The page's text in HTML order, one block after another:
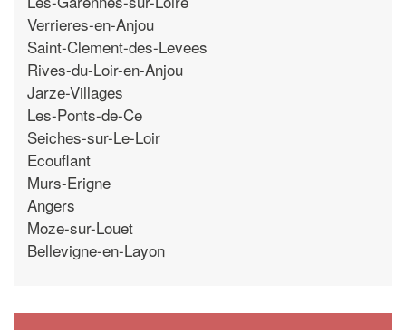
Verrieres-en-Anjou
Saint-Clement-des-Levees
Rives-du-Loir-en-Anjou
Jarze-Villages
Les-Ponts-de-Ce
Seiches-sur-Le-Loir
Ecouflant
Murs-Erigne
Angers
Moze-sur-Louet
Bellevigne-en-Layon